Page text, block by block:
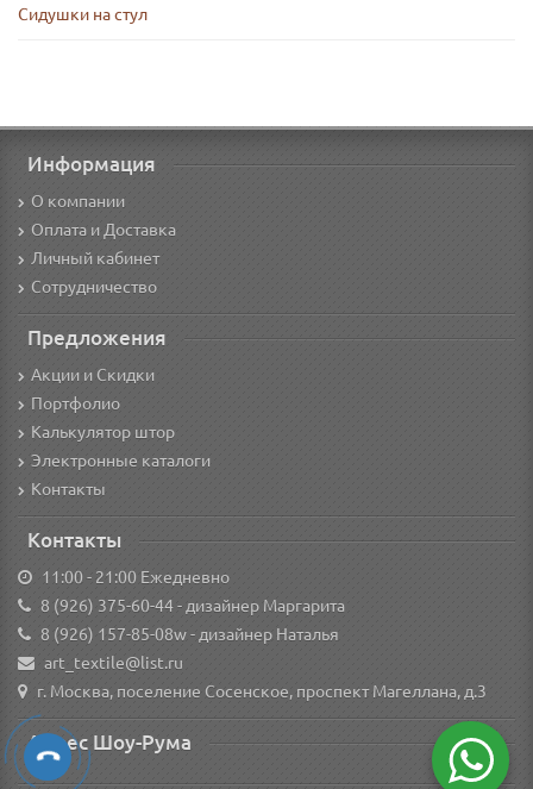
Сидушки на стул
Информация
О компании
Оплата и Доставка
Личный кабинет
Сотрудничество
Предложения
Акции и Скидки
Портфолио
Калькулятор штор
Электронные каталоги
Контакты
Контакты
11:00 - 21:00 Ежедневно
8 (926) 375-60-44- дизайнер Маргарита
8 (926) 157-85-08w- дизайнер Наталья
art_textile@list.ru
г. Москва, поселение Сосенское, проспект Магеллана, д.3
Адрес Шоу-Рума